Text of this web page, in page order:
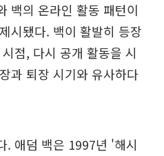
백의 온라인 활동 패턴이
시됐다. 백이 활발히 등장
점, 다시 공개 활동을 시
과 퇴장 시기와 유사하다
. 애덤 백은 1997년 '해시